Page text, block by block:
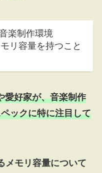
楽制作環境
リ容量を持つこと
愛好家が、音楽制作
ックに特に注目して
メモリ容量について